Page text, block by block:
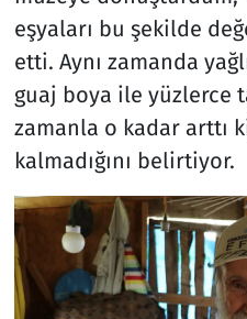
eşyaları bu şekilde
etti. Aynı zamanda
guaj boya ile yüzlerce
zamanla o kadar arttı
kalmadığını belirtiyor.